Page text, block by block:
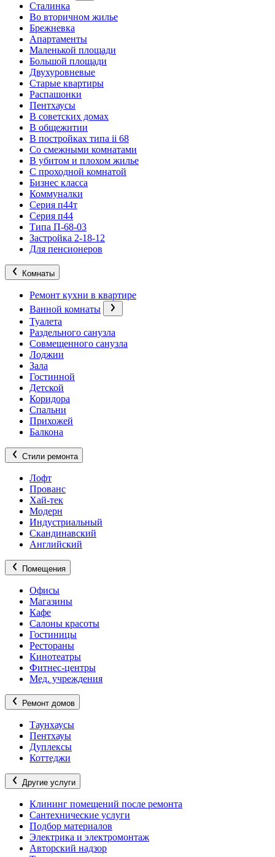
Сталинка
Во вторичном жилье
Брежневка
Апартаменты
Маленькой площади
Большой площади
Двухуровневые
Старые квартиры
Распашонки
Пентхаусы
В советских домах
В общежитии
В постройках типа ii 68
Со смежными комнатами
В убитом и плохом жилье
С проходной комнатой
Бизнес класса
Коммуналки
Серия п44т
Серия п44
Типа П-68-03
Застройка 2-18-12
Для пенсионеров
Комнаты
Ремонт кухни в квартире
Ванной комнаты
Туалета
Раздельного санузла
Совмещенного санузла
Лоджии
Зала
Гостинной
Детской
Коридора
Спальни
Прихожей
Балкона
Стили ремонта
Лофт
Прованс
Хай-тек
Модерн
Индустриальный
Скандинавский
Английский
Помещения
Офисы
Магазины
Кафе
Салоны красоты
Гостиницы
Рестораны
Кинотеатры
Фитнес-центры
Мед. учреждения
Ремонт домов
Таунхаусы
Пентхауы
Дуплексы
Коттеджи
Другие услуги
Клининг помещений после ремонта
Сантехнические услуги
Подбор материалов
Электрика и электромонтаж
Авторский надзор